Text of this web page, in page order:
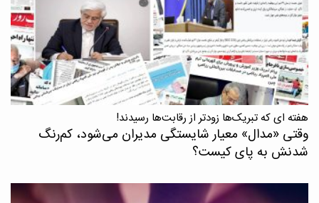
هفته ای که تبریک‌ها زودتر از رقابت‌ها رسیدند!
وقتی «مدال‌» معیار شایستگی مدیران می‌شود، کم‌رنگ
شدنش به پای کیست؟